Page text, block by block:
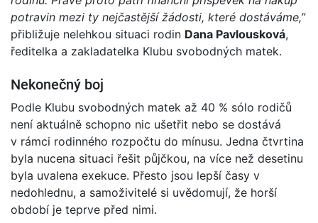
potravin mezi ty nejčastější žádosti, které dostáváme,”
přibližuje nelehkou situaci rodin Dana Pavlousková,
ředitelka a zakladatelka Klubu svobodných matek.
Nekonečný boj
Podle Klubu svobodných matek až 40 % sólo rodičů
není aktuálně schopno nic ušetřit nebo se dostává
v rámci rodinného rozpočtu do mínusu. Jedna čtvrtina
byla nucena situaci řešit půjčkou, na více než desetinu
byla uvalena exekuce. Přesto jsou lepší časy v
nedohlednu, a samoživitelé si uvědomují, že horší
období je teprve před nimi.